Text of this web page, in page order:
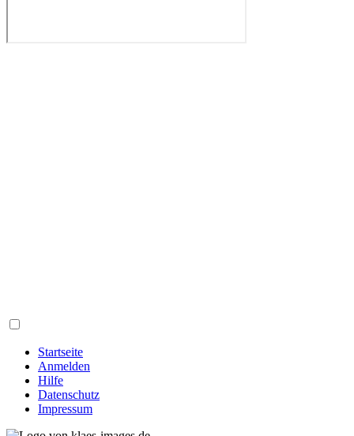
Startseite
Anmelden
Hilfe
Datenschutz
Impressum